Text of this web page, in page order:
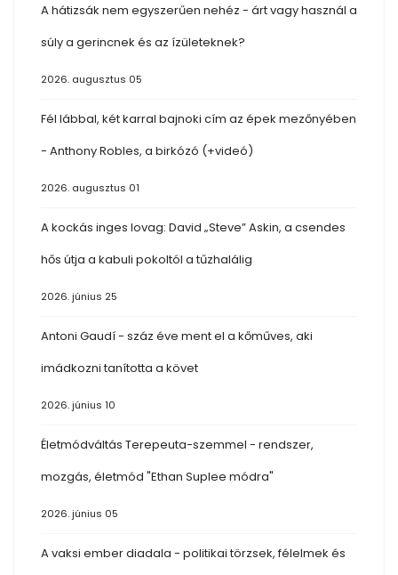
A hátizsák nem egyszerűen nehéz - árt vagy használ a
súly a gerincnek és az ízületeknek?
2026. augusztus 05
Fél lábbal, két karral bajnoki cím az épek mezőnyében
- Anthony Robles, a birkózó (+videó)
2026. augusztus 01
A kockás inges lovag: David „Steve” Askin, a csendes
hős útja a kabuli pokoltól a tűzhalálig
2026. június 25
Antoni Gaudí - száz éve ment el a kőműves, aki
imádkozni tanította a követ
2026. június 10
Életmódváltás Terepeuta-szemmel - rendszer,
mozgás, életmód "Ethan Suplee módra"
2026. június 05
A vaksi ember diadala - politikai törzsek, félelmek és